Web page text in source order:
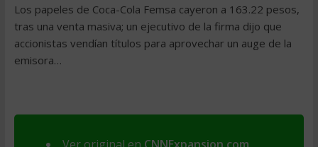
Los papeles de Coca-Cola Femsa cayeron a 163.22 pesos,
tras una venta masiva; un ejecutivo de la firma dijo que
accionistas vendían títulos para aprovechar un auge de la
emisora…